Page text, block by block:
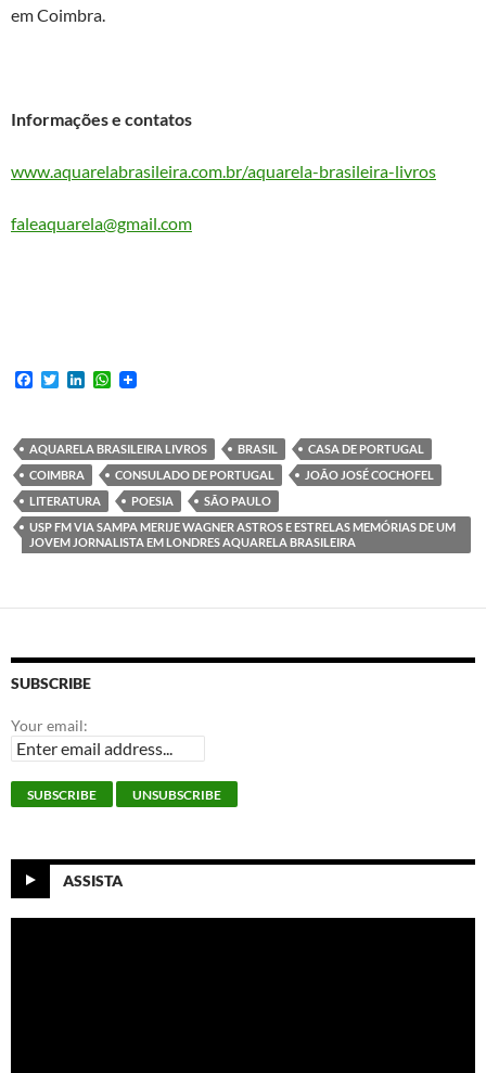
em Coimbra.
Informações e contatos
www.aquarelabrasileira.com.br/aquarela-brasileira-livros
faleaquarela@gmail.com
F
b
o
o
k
T
t
e
r
e
d
I
n
W
s
A
p
p
AQUARELA BRASILEIRA LIVROS BRASIL
CASA DE PORTUGAL
COIMBRA
CONSULADO DE PORTUGAL
JOÃO JOSÉ COCHOFEL
LITERATURA
POESIA
SÃO PAULO
USP FM VIA SAMPA MERIJE WAGNER ASTROS E ESTRELAS MEMÓRIAS DE UM
JOVEM JORNALISTA EM LONDRES AQUARELA BRASILEIRA
SUBSCRIBE
Your email:
ASSISTA